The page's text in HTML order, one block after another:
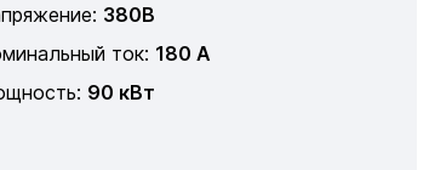
380В
ток: 180 А
90 кВт